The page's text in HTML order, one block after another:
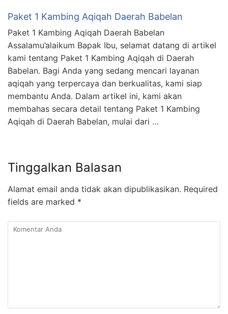
Paket 1 Kambing Aqiqah Daerah Babelan
Paket 1 Kambing Aqiqah Daerah Babelan
Assalamu’alaikum Bapak Ibu, selamat datang di artikel
kami tentang Paket 1 Kambing Aqiqah di Daerah
Babelan. Bagi Anda yang sedang mencari layanan
aqiqah yang terpercaya dan berkualitas, kami siap
membantu Anda. Dalam artikel ini, kami akan
membahas secara detail tentang Paket 1 Kambing
Aqiqah di Daerah Babelan, mulai dari …
Tinggalkan Balasan
Alamat email anda tidak akan dipublikasikan. Required
fields are marked *